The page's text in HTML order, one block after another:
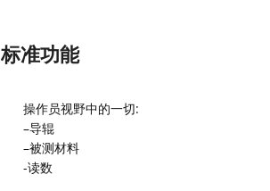
标准功能
操作员视野中的一切:
–导辊
–被测材料
-读数